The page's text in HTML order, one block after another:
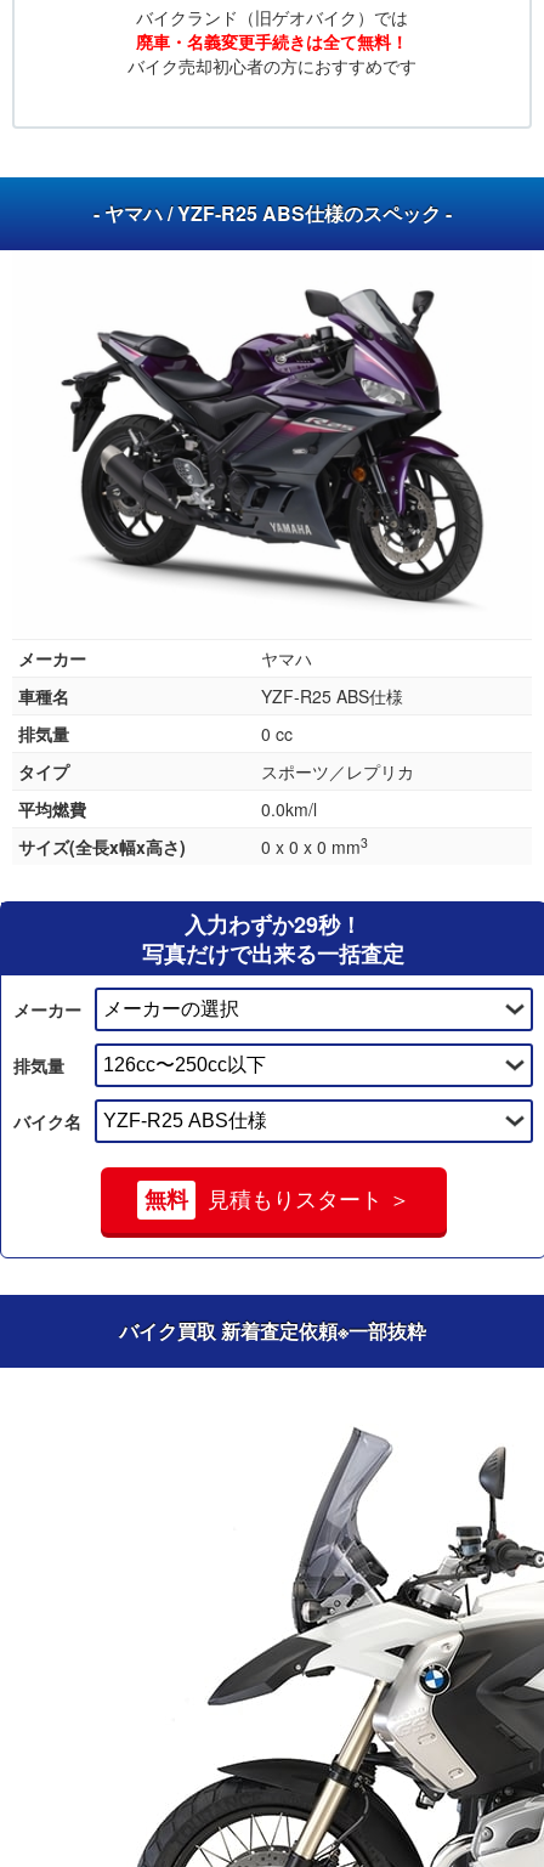
バイクランド（旧ゲオバイク）では
廃車・名義変更手続きは全て無料！
バイク売却初心者の方におすすめです
- ヤマハ / YZF-R25 ABS仕様のスペック -
メーカー
ヤマハ
車種名
YZF-R25 ABS仕様
排気量
0 cc
タイプ
スポーツ／レプリカ
平均燃費
0.0km/l
サイズ(全長x幅x高さ)
0 x 0 x 0 mm3
入力わずか29秒！
写真だけで出来る一括査定
メーカー
排気量
バイク名
無料 見積もりスタート ＞
バイク買取 新着査定依頼※一部抜粋